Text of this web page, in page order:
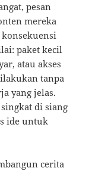
pesan
mereka
konsekuensi
paket kecil
atau akses
tanpa
yang jelas.
di siang
ide untuk
cerita